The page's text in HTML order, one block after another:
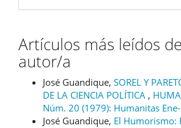
Artículos más leídos
autor/a
José Guandique, SOREL Y
DE LA CIENCIA POLÍTICA ,
Núm. 20 (1979): Humanitas
José Guandique, El Humorismo: